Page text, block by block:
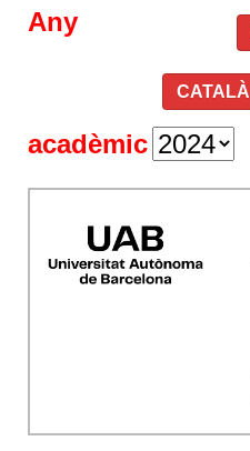
CATALÀ
Any
acadèmic